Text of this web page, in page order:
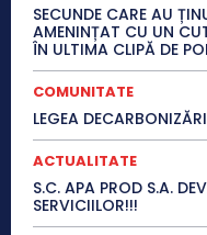
SECUNDE CARE AU
AMENINȚAT CU UN
ÎN ULTIMA CLIPĂ DE
COMUNITATE
LEGEA
ACTUALITATE
S.C. APA PROD S.A.
SERVICIILOR!!!